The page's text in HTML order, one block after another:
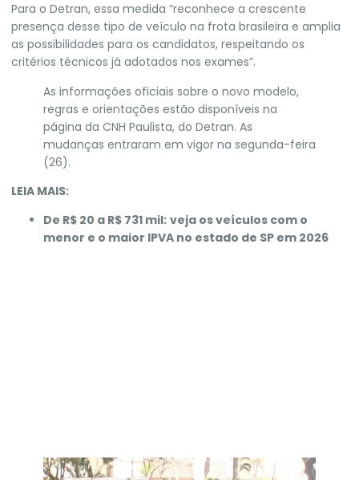
Para o Detran, essa medida “reconhece a crescente
presença desse tipo de veículo na frota brasileira e amplia
as possibilidades para os candidatos, respeitando os
critérios técnicos já adotados nos exames”.
As informações oficiais sobre o novo modelo,
regras e orientações estão disponíveis na
página da CNH Paulista, do Detran. As
mudanças entraram em vigor na segunda-feira
(26).
LEIA MAIS:
De R$ 20 a R$ 731 mil: veja os veículos com o
menor e o maior IPVA no estado de SP em 2026